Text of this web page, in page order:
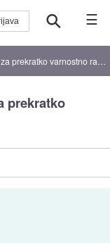
☰
varnostno razdaljo
prekratko